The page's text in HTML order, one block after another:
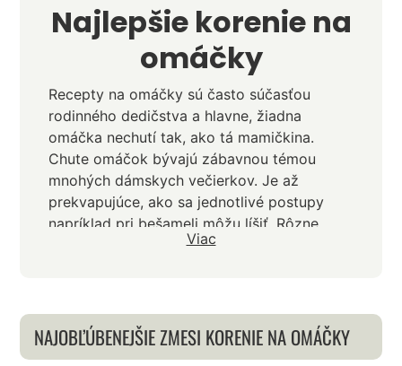
Najlepšie korenie na
omáčky
Recepty na omáčky sú často súčasťou
rodinného dedičstva a hlavne, žiadna
omáčka nechutí tak, ako tá mamičkina.
Chute omáčok bývajú zábavnou témou
mnohých dámskych večierkov. Je až
prekvapujúce, ako sa jednotlivé postupy
napríklad pri bešameli môžu líšiť. Rôzne
polotovary šetria síce čas, nie je ale nad
prechádza žalúdkom.
Viac
NAJOBĽÚBENEJŠIE ZMESI KORENIE NA OMÁČKY